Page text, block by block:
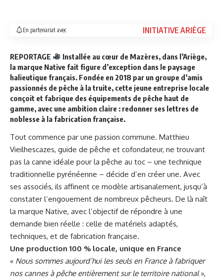
En partenariat avec INITIATIVE ARIÈGE
REPORTAGE
Installée au cœur de Mazères, dans l’Ariège,
la marque Native fait figure d’exception dans le paysage
halieutique français. Fondée en 2018 par un groupe d’amis
passionnés de pêche à la truite, cette jeune entreprise locale
conçoit et fabrique des équipements de pêche haut de
gamme, avec une ambition claire : redonner ses lettres de
noblesse à la fabrication française.
Tout commence par une passion commune. Matthieu
Vieilhescazes, guide de pêche et cofondateur, ne trouvant
pas la canne idéale pour la pêche au toc – une technique
traditionnelle pyrénéenne – décide d’en créer une. Avec
ses associés, ils affinent ce modèle artisanalement, jusqu’à
constater l’engouement de nombreux pêcheurs. De là naît
la marque Native, avec l’objectif de répondre à une
demande bien réelle : celle de matériels adaptés,
techniques, et de fabrication française.
Une production 100 % locale, unique en France
« Nous sommes aujourd’hui les seuls en France à fabriquer
nos cannes à pêche entièrement sur le territoire national »,